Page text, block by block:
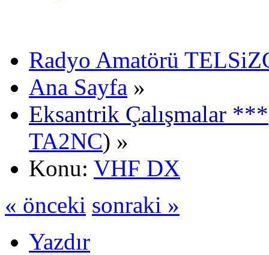
Radyo Amatörü
Ana Sayfa »
Eksantrik Çalışmalar ***
TA2NC) »
Konu: VHF DX
« önceki sonraki »
Yazdır